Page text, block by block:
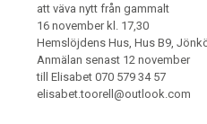
att väva nytt från gammalt
16 november kl. 17,30
Hemslöjdens Hus, Hus B9,
Anmälan senast 12 november
till Elisabet 070 579 34 57
elisabet.toorell@outlook.com